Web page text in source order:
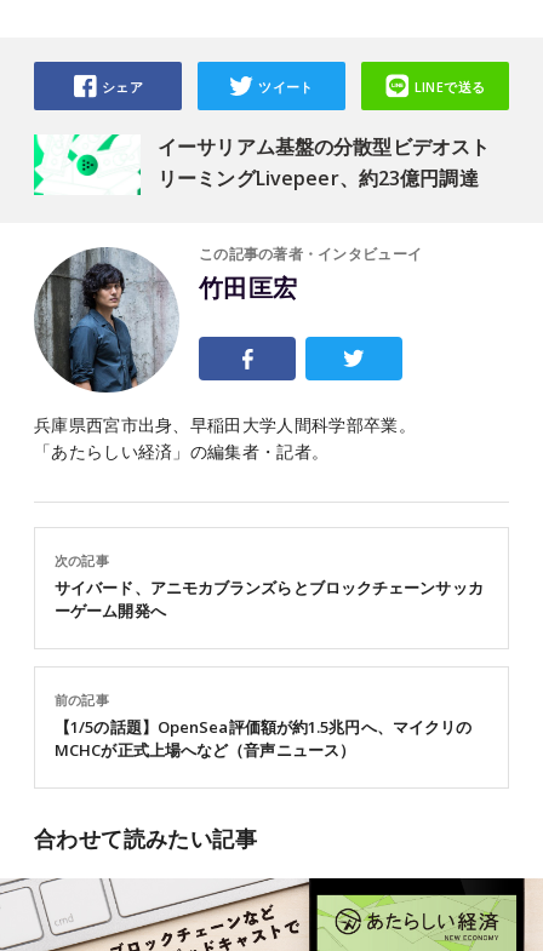
イーサリアム基盤の分散型ビデオスト
リーミングLivepeer、約23億円調達
シェア ツイート LINEで送る
この記事の著者・インタビューイ
竹田匡宏
兵庫県西宮市出身、早稲田大学人間科学部卒業。
「あたらしい経済」の編集者・記者。
前の記事
【1/5の話題】OpenSea評価額が約1.5兆円へ、マイクリの
MCHCが正式上場へなど（音声ニュース）
次の記事
サイバード、アニモカブランズらとブロックチェーンサッカ
ーゲーム開発へ
合わせて読みたい記事